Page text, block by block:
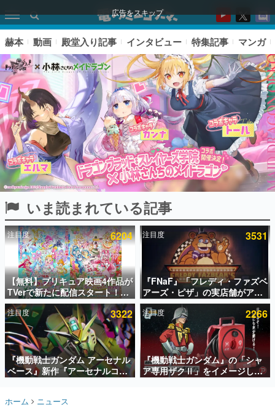
広告をスキップ
ピックアップ
電ファミのいま読まれている記事ランキング
アプリセール情報
インタビュー
連載・特集一覧
殿堂入り記事
SNS拡散数が数千以上！ ページビュー数万以上！ などな
ど。多くの人々に読まれた、電ファミ渾身の“殿堂入り”記
事をまとめました。
名作ゲームクリエイターの方々に製作時のエピソードをお
赫本 動画 殿堂入り記事 インタビュー 特集記事 マンガ
いま読まれている記事
注目度 6204
【無料】プリキュア映画4作品が
TVerで新たに配信スタート！な
んと2018年～2024年の映画ほぼ
すべてが見放題に、ぶっちゃけ
ありえないラインナップ
注目度 3531
『FNaF』「フレディ・ファズベ
アーズ・ピザ」の実店舗がアメ
リカの商業施設「American
Dream」に2027年オープン！
ScottGamesとの共同開発、食
事だけでなくステージショーや
没入型のホラー体験も楽しめる
注目度 3322
『機動戦士ガンダム アーセナル
ベース』新作『アーセナルコマ
ンダー』発表！8月28日からオ
年2月下旬に稼働予定
注目度 2266
『機動戦士ガンダム』の「シャ
ア専用ザクⅡ」をイメージした
散水ホースリールが予約開始。
ホーム ニュース